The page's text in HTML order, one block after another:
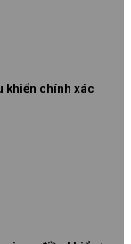
khiển chính xác